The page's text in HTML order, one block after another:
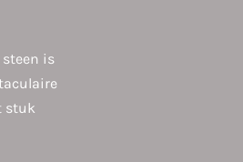
steen is
stuk